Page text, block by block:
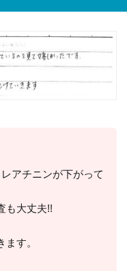
アチニンが下がって
も大丈夫!!
す。